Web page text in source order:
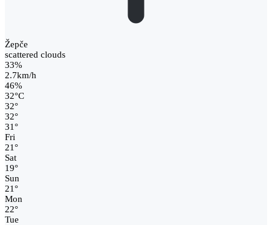
Žepče
scattered clouds
33%
2.7km/h
46%
32°C
32°
32°
31°
Fri
21°
Sat
19°
Sun
21°
Mon
22°
Tue